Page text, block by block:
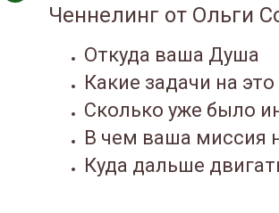
Ченнелинг от Ольги
Откуда ваша Душа
Какие задачи на
Сколько уже было
В чем ваша миссия
Куда дальше